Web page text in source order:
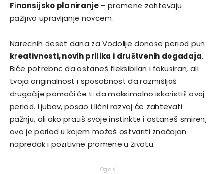
Finansijsko planiranje – promene zahtevaju
pažljivo upravljanje novcem.
Narednih deset dana za Vodolije donose period pun
kreativnosti, novih prilika i društvenih događaja.
Biće potrebno da ostaneš fleksibilan i fokusiran, ali
tvoja originalnost i sposobnost da razmišljaš
drugačije pomoći će ti da maksimalno iskoristiš ovaj
period. Ljubav, posao i lični razvoj će zahtevati
pažnju, ali ako pratiš svoje instinkte i ostaneš smiren,
ovo je period u kojem možeš ostvariti značajan
napredak i pozitivne promene u životu.
Oglasi